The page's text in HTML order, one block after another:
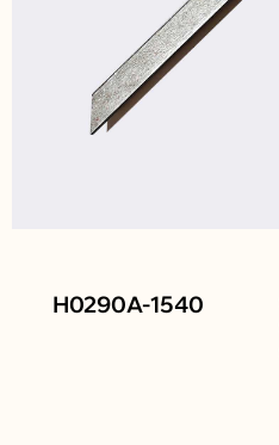
H0290A-1540